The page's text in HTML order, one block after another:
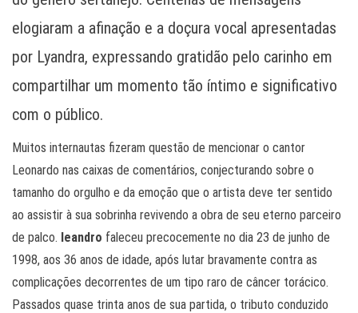
elogiaram a afinação e a doçura vocal apresentadas
por Lyandra, expressando gratidão pelo carinho em
compartilhar um momento tão íntimo e significativo
com o público.
Muitos internautas fizeram questão de mencionar o cantor
Leonardo nas caixas de comentários, conjecturando sobre o
tamanho do orgulho e da emoção que o artista deve ter sentido
ao assistir à sua sobrinha revivendo a obra de seu eterno parceiro
de palco. leandro faleceu precocemente no dia 23 de junho de
1998, aos 36 anos de idade, após lutar bravamente contra as
complicações decorrentes de um tipo raro de câncer torácico.
Passados quase trinta anos de sua partida, o tributo conduzido